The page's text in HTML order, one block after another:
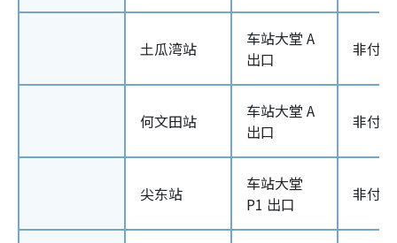
土瓜湾站
车站大堂 A
出口
非付
何文田站
车站大堂 A
出口
非付
尖东站
车站大堂
P1 出口
非付